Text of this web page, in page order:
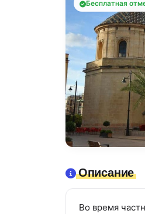
Бесплатная
Описание
Во время